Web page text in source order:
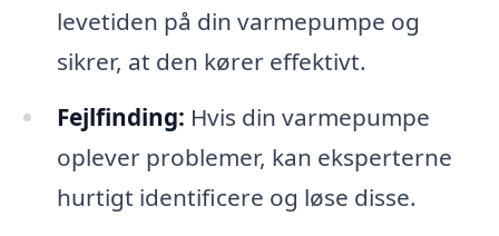
levetiden på din varmepumpe og
sikrer, at den kører effektivt.
Fejlfinding: Hvis din varmepumpe
oplever problemer, kan eksperterne
hurtigt identificere og løse disse.